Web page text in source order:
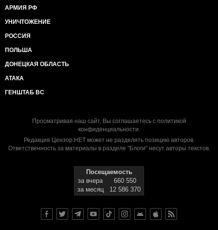
АРМИЯ РФ
УНИЧТОЖЕНИЕ
РОССИЯ
ПОЛЬША
ДОНЕЦКАЯ ОБЛАСТЬ
АТАКА
ГЕНШТАБ ВС
Просматривая наш сайт, Вы соглашаетесь с политикой
конфиденциальности.
Редакция Цензор.НЕТ может не разделять позицию авторов.
Ответственность за материалы в разделе "Блоги" несут авторы текстов.
Посещаемость
за вчера
660 550
за месяц
12 586 370